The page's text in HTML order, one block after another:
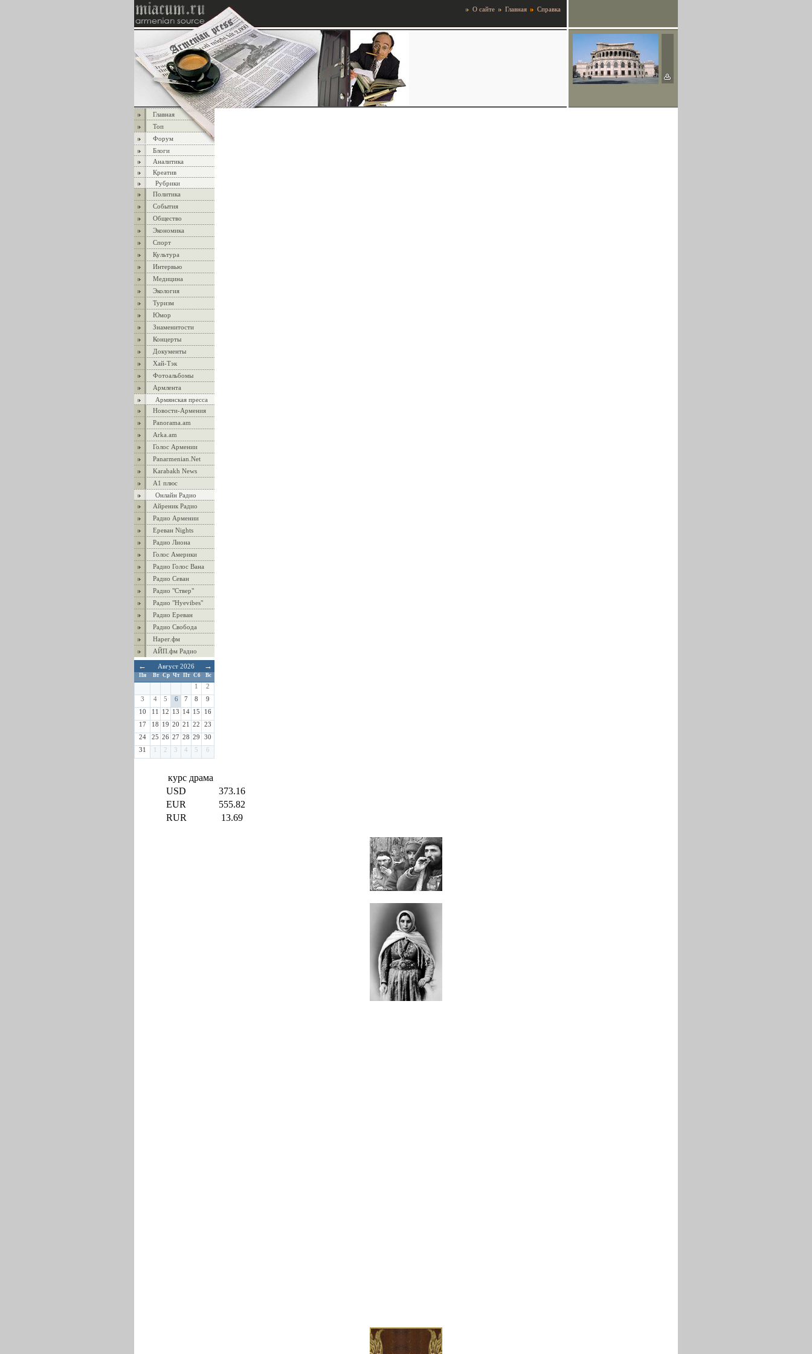
О сайте Главная Справка
Главная
Топ
Форум
Блоги
Аналитика
Креатив
Рубрики
Политика
События
Общество
Экономика
Спорт
Культура
Интервью
Медицина
Экология
Туризм
Юмор
Знаменитости
Концерты
Документы
Хай-Тэк
Фотоальбомы
Армлента
Армянская пресса
Новости-Армения
Panorama.am
Arka.am
Голос Армении
Panarmenian.Net
Karabakh News
А1 плюс
Онлайн Радио
Айреник Радио
Радио Армении
Ереван Nights
Радио Лиона
Голос Америки
Радио Голос Вана
Радио Севан
Радио "Ствер"
Радио "Hyevibes"
Радио Ереван
Радио Свобода
Нарег.фм
АЙП.фм Радио
← Август 2026 →
Пн Вт Ср Чт Пт Сб Вс
1
2
3
4 5 6 7 8
9
10
11 12 13 14 15
16
17
18 19 20 21 22
23
24
25 26 27 28 29
30
31
1 2 3 4 5 6
курс драма
USD
373.16
EUR
555.82
RUR
13.69